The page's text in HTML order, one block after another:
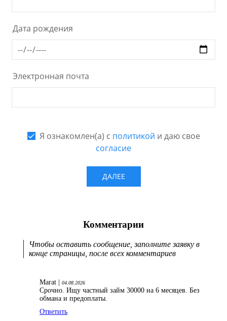
Комментарии
Чтобы оставить сообщение, заполните заявку в
конце страницы, после всех комментариев
Marat | 04.08.2026
Срочно. Ищу частный займ 30000 на 6 месяцев. Без
обмана и предоплаты.
Ответить